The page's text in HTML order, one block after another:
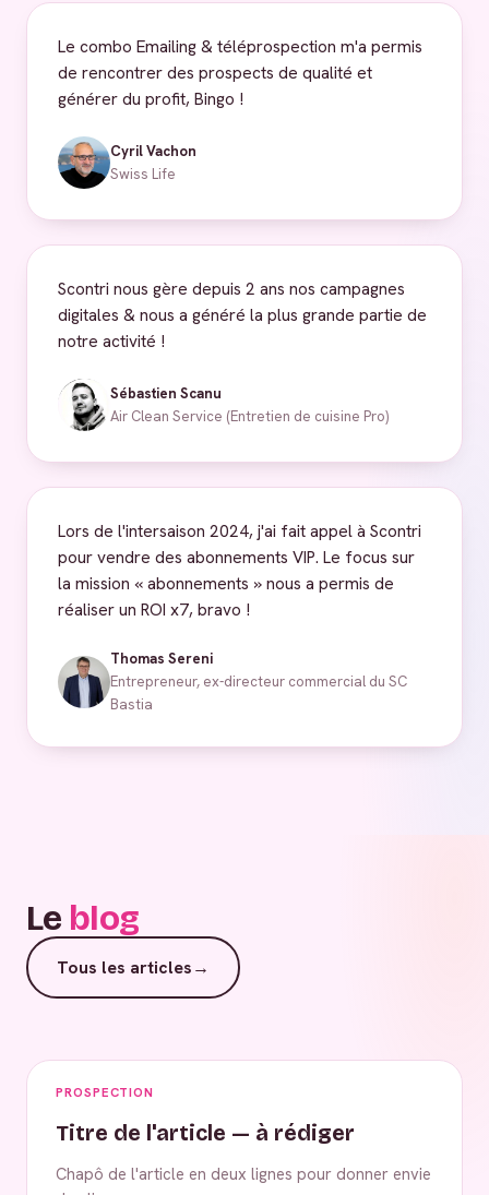
Le combo Emailing & téléprospection m'a permis
de rencontrer des prospects de qualité et
générer du profit, Bingo !
Cyril Vachon
Swiss Life
Scontri nous gère depuis 2 ans nos campagnes
digitales & nous a généré la plus grande partie de
notre activité !
Sébastien Scanu
Air Clean Service (Entretien de cuisine Pro)
Lors de l'intersaison 2024, j'ai fait appel à Scontri
pour vendre des abonnements VIP. Le focus sur
la mission « abonnements » nous a permis de
réaliser un ROI x7, bravo !
Thomas Sereni
Entrepreneur, ex-directeur commercial du SC
Bastia
Le blog
Tous les articles→
PROSPECTION
Titre de l'article — à rédiger
Chapô de l'article en deux lignes pour donner envie